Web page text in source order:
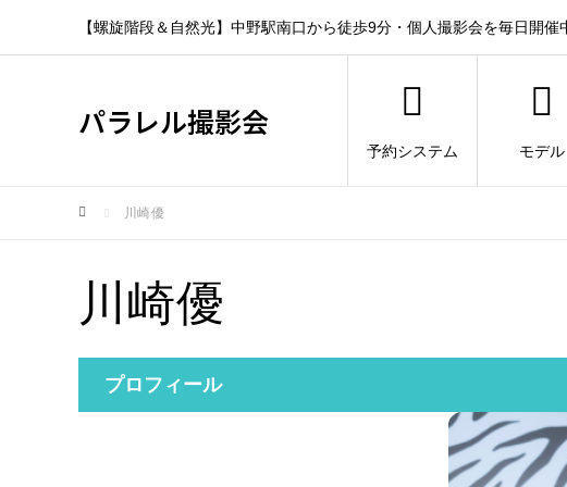
【螺旋階段＆自然光】中野駅南口から徒歩9分・個人撮影会を毎日開
パラレル撮影会
予約システム モデル
川崎優
川崎優
プロフィール